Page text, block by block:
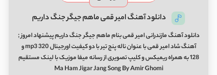
دانلود آهنگ امیر قمی ماهم جیگر جنگ داریم
دانلود آهنگ مازندرانی امیر قمی بنام ماهم جیگر جنگ داریم پیشنهاد امروز ;
آهنگ شاد امیر قمی با عنوان ناله پنج تیر با دو کیفیت اورجینال mp3 320 و
128 به همراه ریمیکس و کلیپ تصویری از رسانه میفا موزیک با لینک مستقیم
Ma Ham Jigar Jang Song By Amir Ghomi